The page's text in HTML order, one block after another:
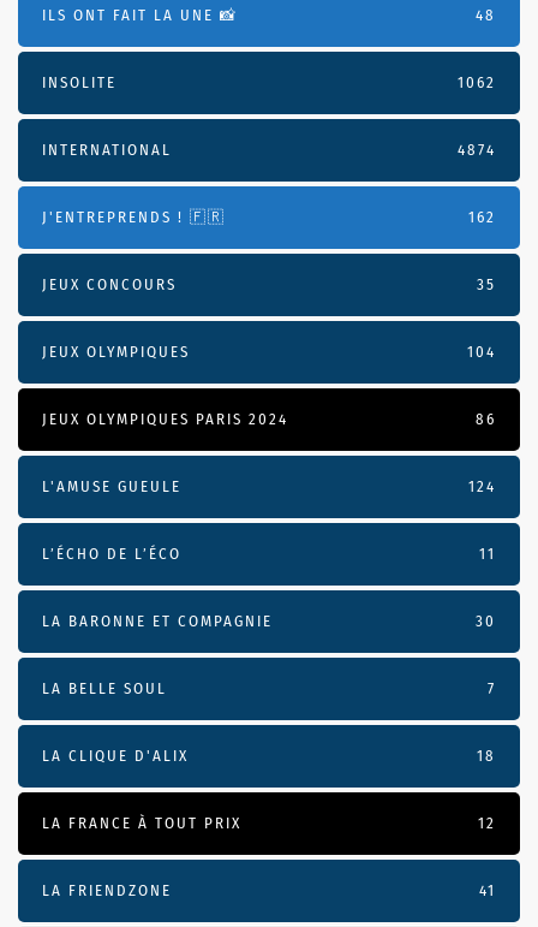
ILS ONT FAIT LA UNE 📸 48
INSOLITE 1062
INTERNATIONAL 4874
J'ENTREPRENDS ! 🇫🇷 162
JEUX CONCOURS 35
JEUX OLYMPIQUES 104
JEUX OLYMPIQUES PARIS 2024 86
L'AMUSE GUEULE 124
L’ÉCHO DE L’ÉCO 11
LA BARONNE ET COMPAGNIE 30
LA BELLE SOUL 7
LA CLIQUE D'ALIX 18
LA FRANCE À TOUT PRIX 12
LA FRIENDZONE 41